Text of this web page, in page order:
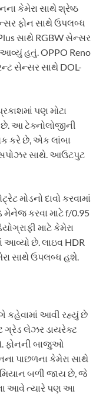
કેમેરા સાથે શ્રેષ્ઠ
ફોન સાથે ઉપલબ્ધ
સાથે RGBW સેન્સર
હતું. OPPO Reno
સેન્સર સાથે DOL-
પણ મોટા
આ ટેક્નોલોજીની
કરે છે, એક લાંબા
સાથે. આઉટપુટ
મોડનો દાવો કરવામાં
કરવા માટે f/0.95
માટે કેમેરા
આવ્યો છે. લાઇવ HDR
સાથે ઉપલબ્ધ હશે.
કહેવામાં આવી રહ્યું છે
ગ્રેડ લેઝર ડાયરેક્ટ
ફોનની બાજુઓ
પાછળના કેમેરા સાથે
બળી જાય છે, જે
આવે ત્યારે પણ આ